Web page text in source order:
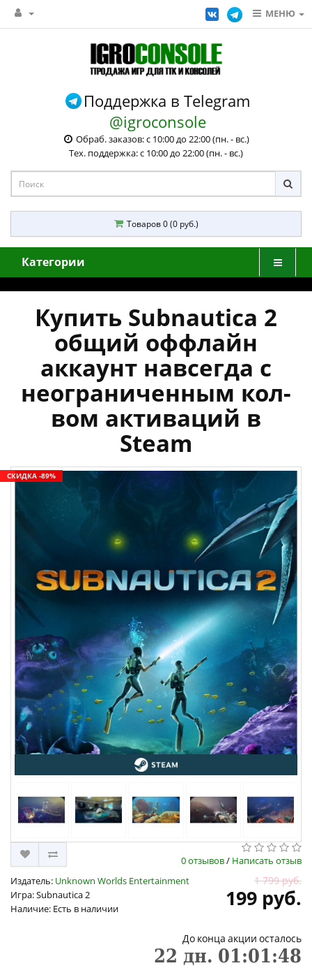
МЕНЮ
Поддержка в Telegram
@igroconsole
Обраб. заказов: с 10:00 до 22:00 (пн. - вс.)
Тех. поддержка: с 10:00 до 22:00 (пн. - вс.)
Товаров 0 (0 руб.)
Категории
Купить Subnautica 2
общий оффлайн
аккаунт навсегда с
неограниченным кол-
вом активаций в
Steam
СКИДКА -89%
0 отзывов/ Написать отзыв
Издатель: Unknown Worlds Entertainment
Игра: Subnautica 2
Наличие: Есть в наличии
1 799 руб.
199 руб.
До конца акции осталось
22 дн. 01:01:48